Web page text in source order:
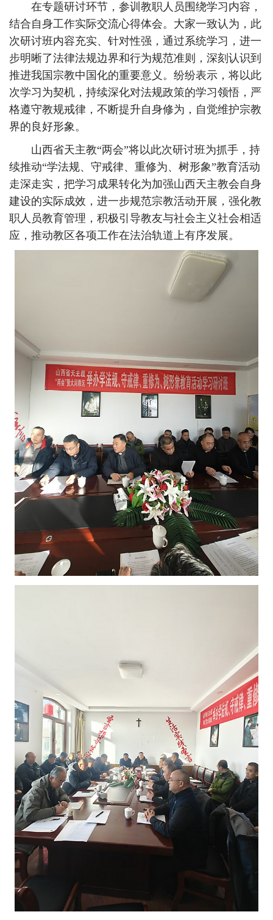
在专题研讨环节，参训教职人员围绕学习内容，
结合自身工作实际交流心得体会。大家一致认为，此
次研讨班内容充实、针对性强，通过系统学习，进一
步明晰了法律法规边界和行为规范准则，深刻认识到
推进我国宗教中国化的重要意义。纷纷表示，将以此
次学习为契机，持续深化对法规政策的学习领悟，严
格遵守教规戒律，不断提升自身修为，自觉维护宗教
界的良好形象。
山西省天主教“两会”将以此次研讨班为抓手，持
续推动“学法规、守戒律、重修为、树形象”教育活动
走深走实，把学习成果转化为加强山西天主教会自身
建设的实际成效，进一步规范宗教活动开展，强化教
职人员教育管理，积极引导教友与社会主义社会相适
应，推动教区各项工作在法治轨道上有序发展。